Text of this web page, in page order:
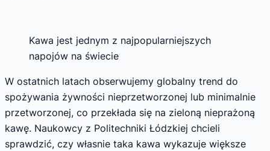
Kawa jest jednym z najpopularniejszych
napojów na świecie
W ostatnich latach obserwujemy globalny trend do
spożywania żywności nieprzetworzonej lub minimalnie
przetworzonej, co przekłada się na zieloną nieprażoną
kawę. Naukowcy z Politechniki Łódzkiej chcieli
sprawdzić, czy własnie taka kawa wykazuje większe